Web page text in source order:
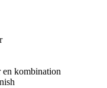
kombination